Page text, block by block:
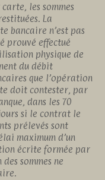
les sommes
La
bancaire n’est pas
prouvé effectué
physique de
du débit
que l’opération
doit contester, par
dans les 70
si le contrat le
prélevés sont
maximum d’un
écrite formée par
sommes ne